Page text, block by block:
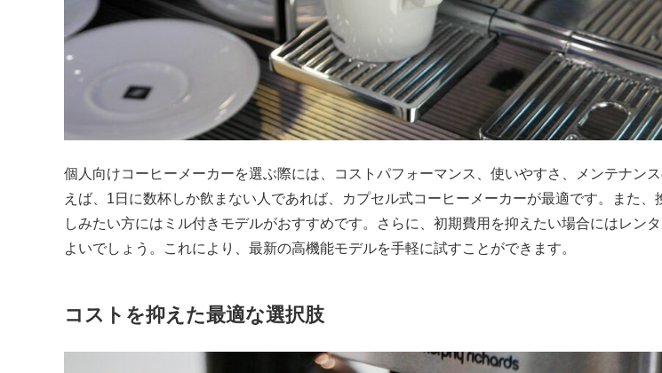
個人向けコーヒーメーカーを選ぶ際には、コストパフォーマンス、使いやすさ、メンテナン
えば、1日に数杯しか飲まない人であれば、カプセル式コーヒーメーカーが最適です。また、
しみたい方にはミル付きモデルがおすすめです。さらに、初期費用を抑えたい場合にはレン
よいでしょう。これにより、最新の高機能モデルを手軽に試すことができます。
コストを抑えた最適な選択肢